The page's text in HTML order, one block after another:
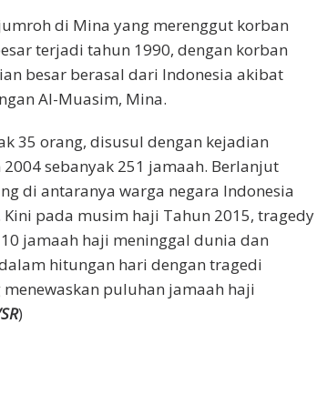
di Mina yang merenggut korban
terjadi tahun 1990, dengan korban
besar berasal dari Indonesia akibat
Al-Muasim, Mina.
35 orang, disusul dengan kejadian
sebanyak 251 jamaah. Berlanjut
di antaranya warga negara Indonesia
pada musim haji Tahun 2015, tragedy
jamaah haji meninggal dunia dan
hitungan hari dengan tragedi
puluhan jamaah haji
)